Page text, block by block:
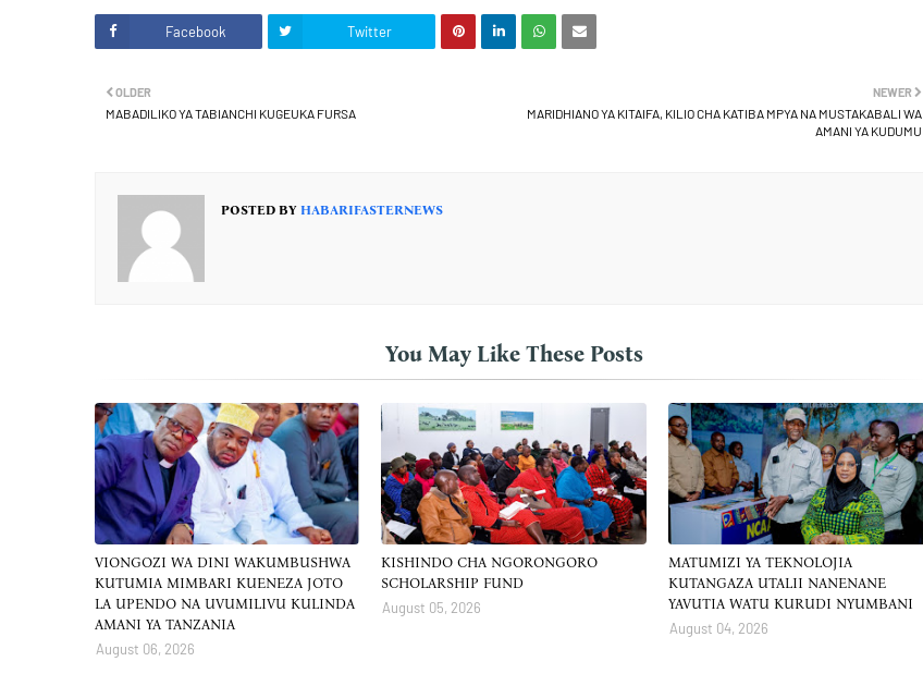
Facebook Twitter
NEWER
MARIDHIANO YA KITAIFA, KILIO CHA KATIBA MPYA NA MUSTAKABALI WA
AMANI YA KUDUMU
OLDER
MABADILIKO YA TABIANCHI KUGEUKA FURSA
POSTED BY HABARIFASTERNEWS
You May Like These Posts
VIONGOZI WA DINI WAKUMBUSHWA
KUTUMIA MIMBARI KUENEZA JOTO
LA UPENDO NA UVUMILIVU KULINDA
AMANI YA TANZANIA
August 06, 2026
KISHINDO CHA NGORONGORO
SCHOLARSHIP FUND
August 05, 2026
MATUMIZI YA TEKNOLOJIA
KUTANGAZA UTALII NANENANE
YAVUTIA WATU KURUDI NYUMBANI
August 04, 2026